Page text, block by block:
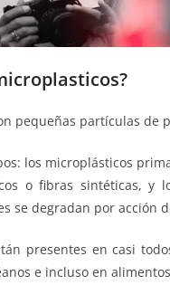
pequeñas partículas
los microplásticos
o fibras sintéticas, y
se degradan por acción
presentes en casi
e incluso en